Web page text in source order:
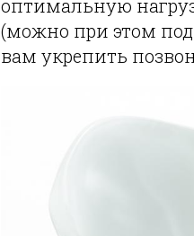
оптимальную
(можно при этом
вам укрепить